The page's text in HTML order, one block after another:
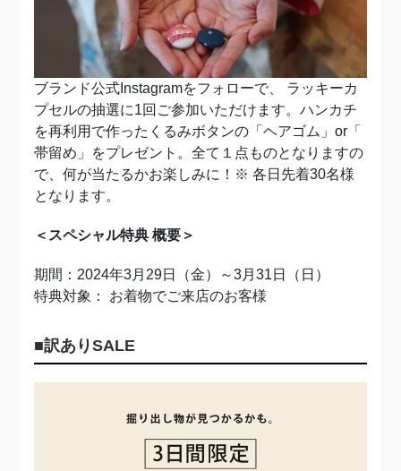
ブランド公式Instagramをフォローで、 ラッキーカ
プセルの抽選に1回ご参加いただけます。ハンカチ
を再利用で作ったくるみボタンの「ヘアゴム」or「
帯留め」をプレゼント。全て１点ものとなりますの
で、何が当たるかお楽しみに！※各日先着30名様
となります。
＜スペシャル特典 概要＞
期間：2024年3月29日（金）～3月31日（日）
特典対象： お着物でご来店のお客様
■訳ありSALE